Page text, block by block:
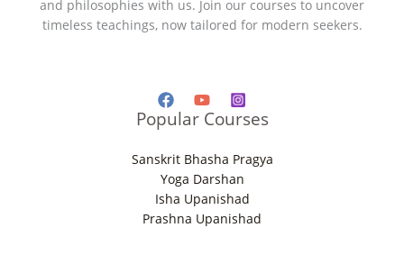
and philosophies with us. Join our courses to uncover
timeless teachings, now tailored for modern seekers.
Popular Courses
Sanskrit Bhasha Pragya
Yoga Darshan
Isha Upanishad
Prashna Upanishad